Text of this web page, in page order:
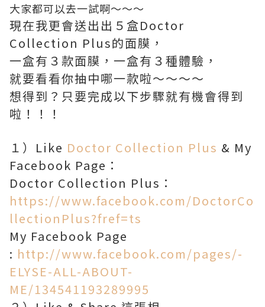
大家都可以去一試啊～～～
現在我更會送出出５盒Doctor
Collection Plus的面膜，
一盒有３款面膜，一盒有３種體驗，
就要看看你抽中哪一款啦～～～～
想得到？只要完成以下步驟就有機會得到
啦！！！
１）Like Doctor Collection Plus & My
Facebook Page：
Doctor Collection Plus：
https://www.facebook.com/DoctorCo
llectionPlus?fref=ts
My Facebook Page
: http://www.facebook.com/pages/-
ELYSE-ALL-ABOUT-
ME/134541193289995